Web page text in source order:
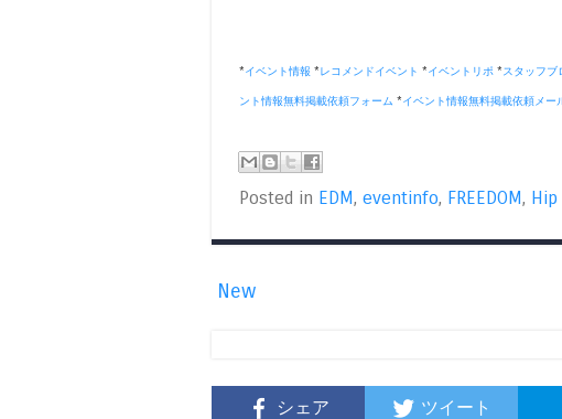
*イベント情報 *レコメンドイベント *イベントリポ *スタッフブ
ント情報無料掲載依頼フォーム *イベント情報無料掲載依頼メー
Posted in EDM, eventinfo, FREEDOM, Hip
New
シェア ツイート